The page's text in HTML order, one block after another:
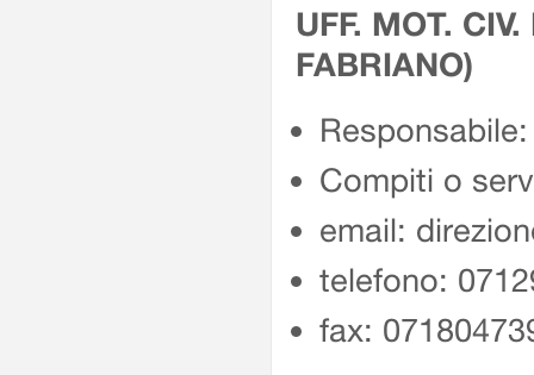
UFF. MOT.
FABRIANO)
Compiti o
email:
telefono:
fax: